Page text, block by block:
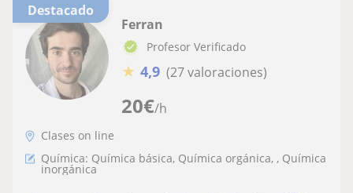
Destacado
20€/h
Ferran
Profesor Verificado
★ 4,9 (27 valoraciones)
Clases on line
Química: Química básica, Química orgánica, , Química
inorgánica